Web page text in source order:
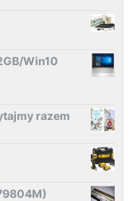
Win10
razem